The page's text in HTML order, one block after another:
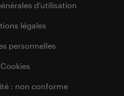
d’utilisation
légales
personnelles
Cookies
: non conforme